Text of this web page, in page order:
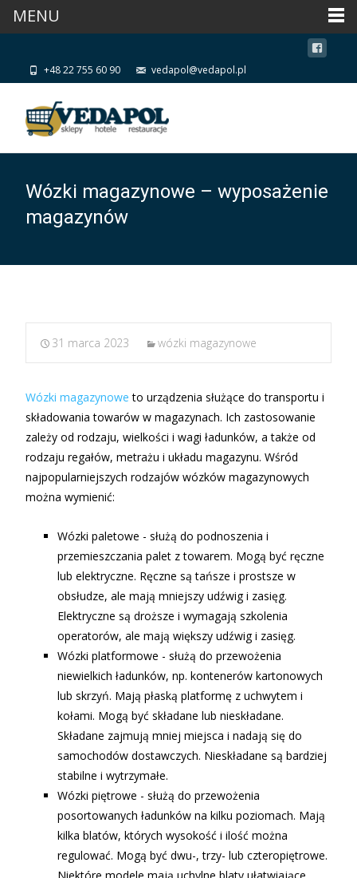
+48 22 755 60 90 vedapol@vedapol.pl
Wózki magazynowe – wyposażenie
magazynów
31 marca 2023 wózki magazynowe
Wózki magazynowe to urządzenia służące do transportu i
składowania towarów w magazynach. Ich zastosowanie
zależy od rodzaju, wielkości i wagi ładunków, a także od
rodzaju regałów, metrażu i układu magazynu. Wśród
najpopularniejszych rodzajów wózków magazynowych
można wymienić:
Wózki paletowe - służą do podnoszenia i
przemieszczania palet z towarem. Mogą być ręczne
lub elektryczne. Ręczne są tańsze i prostsze w
obsłudze, ale mają mniejszy udźwig i zasięg.
Elektryczne są droższe i wymagają szkolenia
operatorów, ale mają większy udźwig i zasięg.
Wózki platformowe - służą do przewożenia
niewielkich ładunków, np. kontenerów kartonowych
lub skrzyń. Mają płaską platformę z uchwytem i
kołami. Mogą być składane lub nieskładane.
Składane zajmują mniej miejsca i nadają się do
samochodów dostawczych. Nieskładane są bardziej
stabilne i wytrzymałe.
Wózki piętrowe - służą do przewożenia
posortowanych ładunków na kilku poziomach. Mają
kilka blatów, których wysokość i ilość można
regulować. Mogą być dwu-, trzy- lub czteropiętrowe.
MENU